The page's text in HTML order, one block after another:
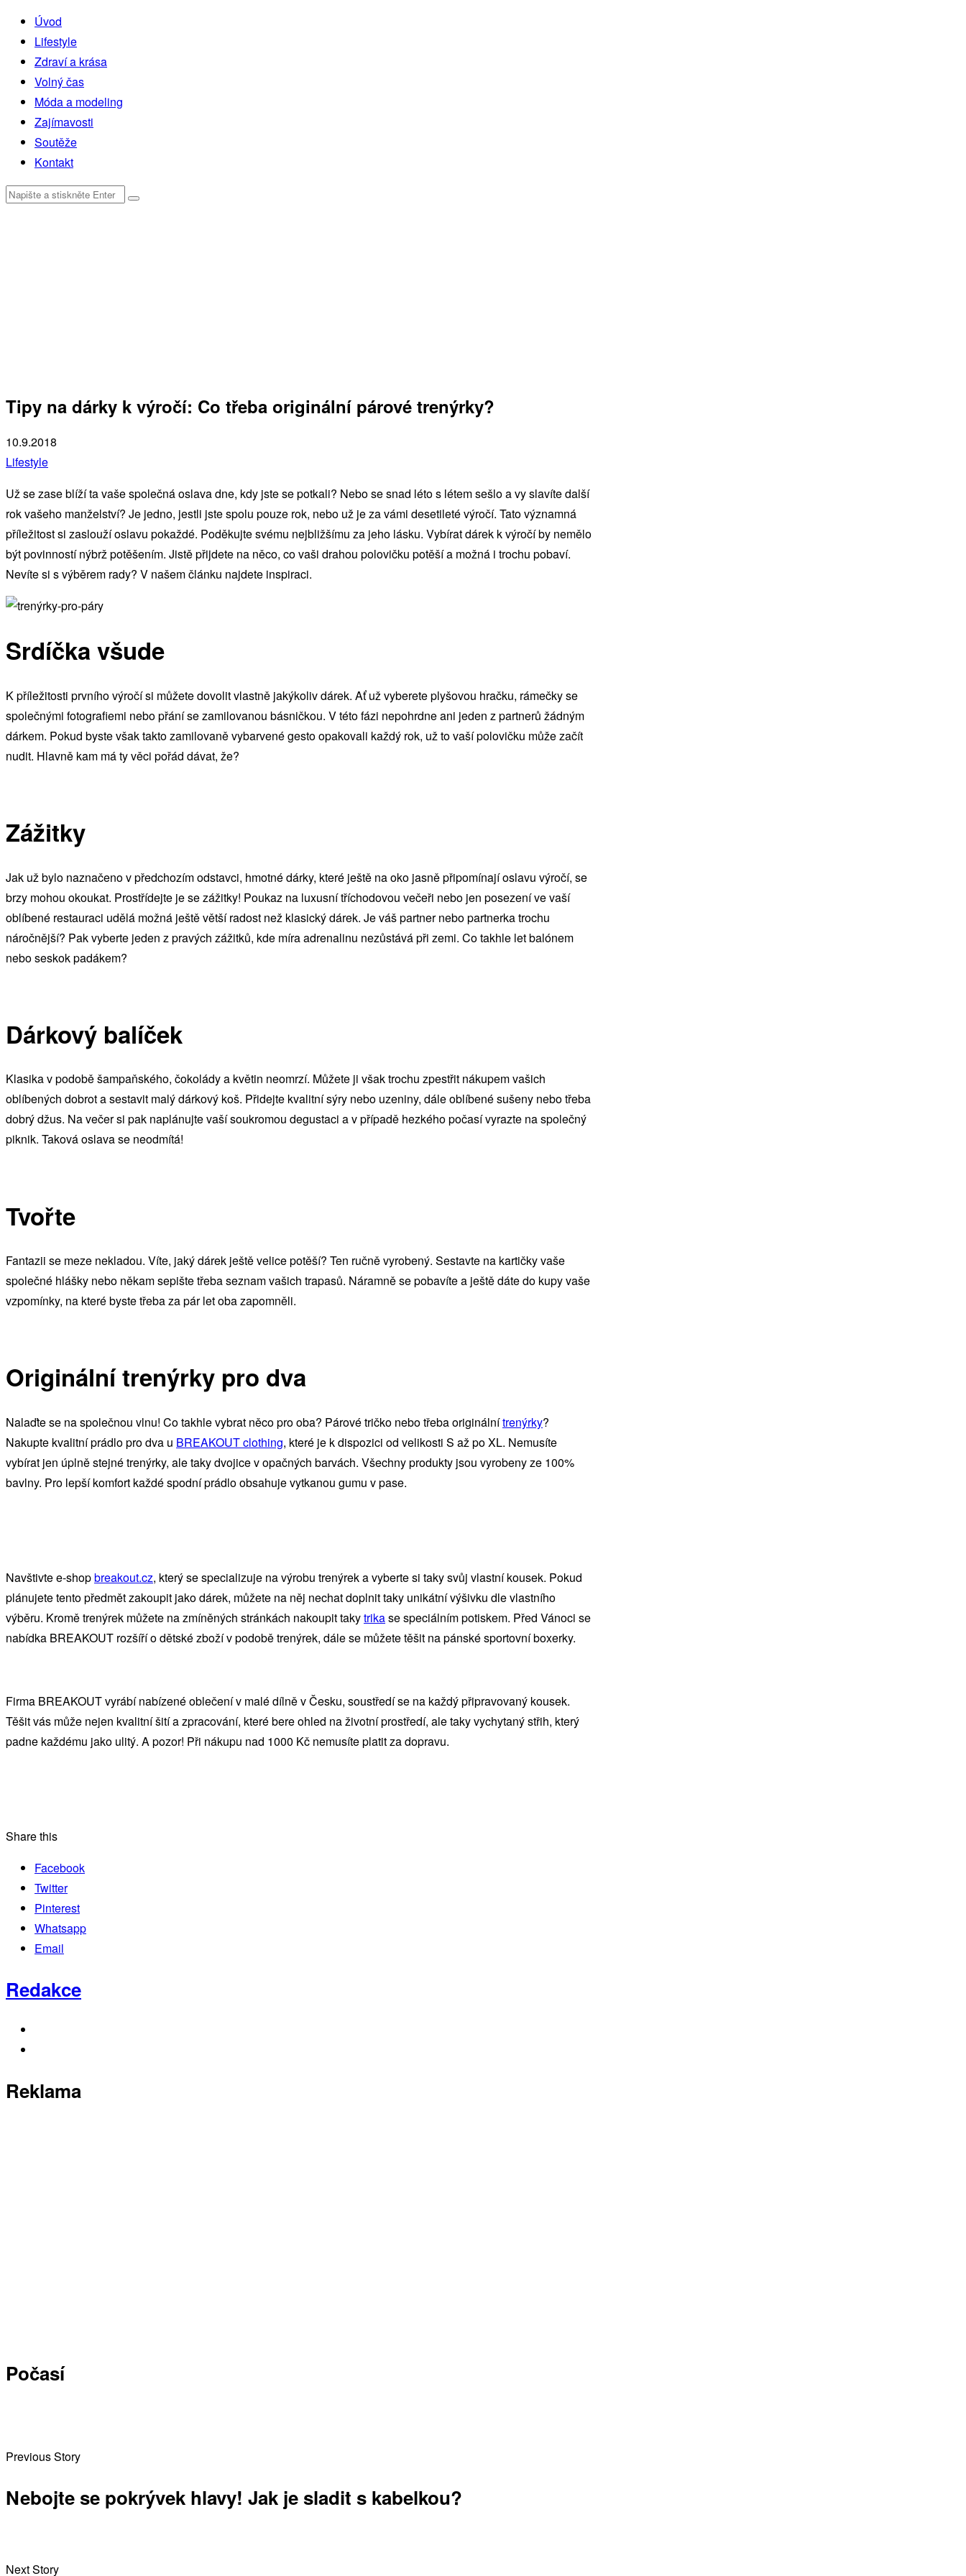
Úvod
Lifestyle
Zdraví a krása
Volný čas
Móda a modeling
Zajímavosti
Soutěže
Kontakt
Tipy na dárky k výročí: Co třeba originální párové trenýrky?
10.9.2018
Lifestyle
Už se zase blíží ta vaše společná oslava dne, kdy jste se potkali? Nebo se snad léto s létem sešlo a vy slavíte další
rok vašeho manželství? Je jedno, jestli jste spolu pouze rok, nebo už je za vámi desetileté výročí. Tato významná
příležitost si zaslouží oslavu pokaždé. Poděkujte svému nejbližšímu za jeho lásku. Vybírat dárek k výročí by nemělo
být povinností nýbrž potěšením. Jistě přijdete na něco, co vaši drahou polovičku potěší a možná i trochu pobaví.
Nevíte si s výběrem rady? V našem článku najdete inspiraci.
Srdíčka všude
K příležitosti prvního výročí si můžete dovolit vlastně jakýkoliv dárek. Ať už vyberete plyšovou hračku, rámečky se
společnými fotografiemi nebo přání se zamilovanou básničkou. V této fázi nepohrdne ani jeden z partnerů žádným
dárkem. Pokud byste však takto zamilovaně vybarvené gesto opakovali každý rok, už to vaší polovičku může začít
nudit. Hlavně kam má ty věci pořád dávat, že?
Zážitky
Jak už bylo naznačeno v předchozím odstavci, hmotné dárky, které ještě na oko jasně připomínají oslavu výročí, se
brzy mohou okoukat. Prostřídejte je se zážitky! Poukaz na luxusní tříchodovou večeři nebo jen posezení ve vaší
oblíbené restauraci udělá možná ještě větší radost než klasický dárek. Je váš partner nebo partnerka trochu
náročnější? Pak vyberte jeden z pravých zážitků, kde míra adrenalinu nezůstává při zemi. Co takhle let balónem
nebo seskok padákem?
Dárkový balíček
Klasika v podobě šampaňského, čokolády a květin neomrzí. Můžete ji však trochu zpestřit nákupem vašich
oblíbených dobrot a sestavit malý dárkový koš. Přidejte kvalitní sýry nebo uzeniny, dále oblíbené sušeny nebo třeba
dobrý džus. Na večer si pak naplánujte vaší soukromou degustaci a v případě hezkého počasí vyrazte na společný
piknik. Taková oslava se neodmítá!
Tvořte
Fantazii se meze nekladou. Víte, jaký dárek ještě velice potěší? Ten ručně vyrobený. Sestavte na kartičky vaše
společné hlášky nebo někam sepište třeba seznam vašich trapasů. Náramně se pobavíte a ještě dáte do kupy vaše
vzpomínky, na které byste třeba za pár let oba zapomněli.
Originální trenýrky pro dva
Nalaďte se na společnou vlnu! Co takhle vybrat něco pro oba? Párové tričko nebo třeba originálnítrenýrky?
Nakupte kvalitní prádlo pro dva u BREAKOUT clothing, které je k dispozici od velikosti S až po XL. Nemusíte
vybírat jen úplně stejné trenýrky, ale taky dvojice v opačných barvách. Všechny produkty jsou vyrobeny ze 100%
bavlny. Pro lepší komfort každé spodní prádlo obsahuje vytkanou gumu v pase.
Navštivte e-shopbreakout.cz, který se specializuje na výrobu trenýrek a vyberte si taky svůj vlastní kousek. Pokud
plánujete tento předmět zakoupit jako dárek, můžete na něj nechat doplnit taky unikátní výšivku dle vlastního
výběru. Kromě trenýrek můžete na zmíněných stránkách nakoupit takytrikase speciálním potiskem. Před Vánoci se
nabídka BREAKOUT rozšíří o dětské zboží v podobě trenýrek, dále se můžete těšit na pánské sportovní boxerky.
Firma BREAKOUT vyrábí nabízené oblečení v malé dílně v Česku, soustředí se na každý připravovaný kousek.
Těšit vás může nejen kvalitní šití a zpracování, které bere ohled na životní prostředí, ale taky vychytaný střih, který
padne každému jako ulitý. A pozor! Při nákupu nad 1000 Kč nemusíte platit za dopravu.
Share this
Facebook
Twitter
Pinterest
Whatsapp
Email
Redakce
Reklama
Počasí
Previous Story
Nebojte se pokrývek hlavy! Jak je sladit s kabelkou?
Next Story